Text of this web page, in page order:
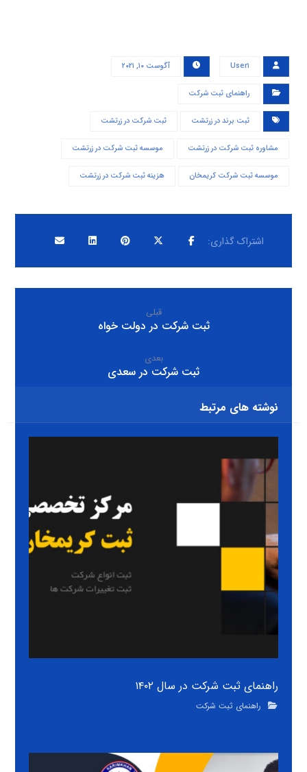
User۱ آگوست ۱۰, ۲۰۲۱
راهنمای ثبت شرکت
ثبت برند در زرتشت ثبت شرکت در زرتشت
مشاوره ثبت شرکت در زرتشت موسسه ثبت شرکت در زرتشت
موسسه ثبت شرکت کریمخان هزینه ثبت شرکت در زرتشت
قبلی
ثبت شرکت در دولت خواه
بعدی
ثبت شرکت در سعدی
نوشته های مرتبط
راهنمای ثبت شرکت در سال ۱۴۰۲
راهنمای ثبت شرکت